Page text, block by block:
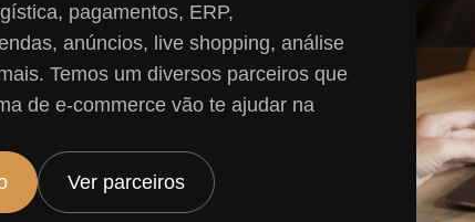
pagamentos, ERP,
anúncios, live shopping, análise
Temos um diversos parceiros que
de e-commerce vão te ajudar na
Ver parceiros